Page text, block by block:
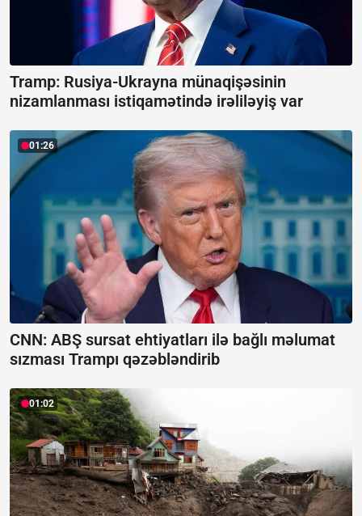
Tramp: Rusiya-Ukrayna münaqişəsinin
nizamlanması istiqamətində irəliləyiş var
01:26
CNN: ABŞ sursat ehtiyatları ilə bağlı məlumat
sızması Trampı qəzəbləndirib
01:02